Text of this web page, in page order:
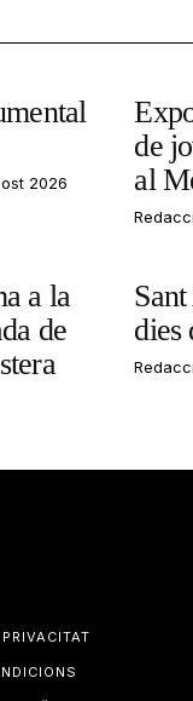
2026
de
al
a la
de
dies